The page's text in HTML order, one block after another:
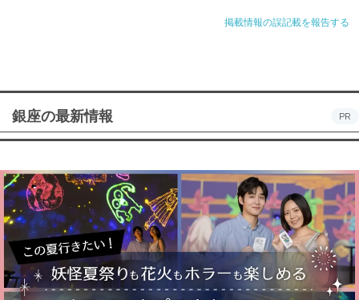
掲載情報の誤記載を報告する
銀座の最新情報 PR